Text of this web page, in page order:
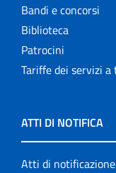
Bandi e concorsi
Biblioteca
Patrocini
Tariffe dei servizi a
ATTI DI NOTIFICA
Atti di